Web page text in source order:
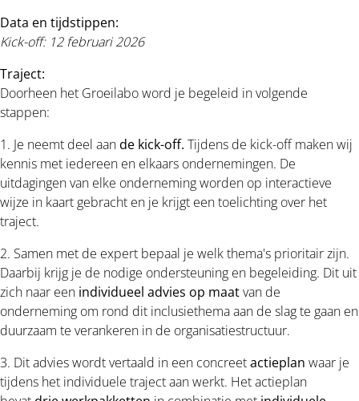
Data en tijdstippen:
Kick-off: 12 februari 2026
Traject:
Doorheen het Groeilabo word je begeleid in volgende
stappen:
1. Je neemt deel aande kick-off. Tijdens de kick-off maken wij
kennis met iedereen en elkaars ondernemingen. De
uitdagingen van elke onderneming worden op interactieve
wijze in kaart gebracht en je krijgt een toelichting over het
traject.
2. Samen met de expert bepaal je welk thema's prioritair zijn.
Daarbij krijg je de nodige ondersteuning en begeleiding. Dit uit
zich naar een individueel advies op maatvan de
onderneming om rond dit inclusiethema aan de slag te gaan en
duurzaam te verankeren in de organisatiestructuur.
3. Dit advies wordt vertaald in een concreetactieplan waar je
tijdens het individuele traject aan werkt. Het actieplan